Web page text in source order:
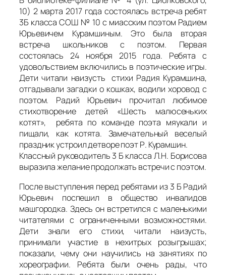
10) 2 марта 2017 года состоялась встреча ребят
3Б класса СОШ № 10 с миасским поэтом Радием
Юрьевичем Курамшиным. Это была вторая
встреча школьников с поэтом. Первая
состоялась 24 ноября 2015 года. Ребята с
удовольствием включились в поэтические игры.
Дети читали наизусть стихи Радия Курамшина,
отгадывали загадки о кошках, водили хоровод с
поэтом. Радий Юрьевич прочитал любимое
стихотворение детей «Шесть малюсеньких
котят», ребята по команде поэта мяукали и
пищали, как котята. Замечательный веселый
праздник устроил детворе поэт Р. Курамшин.
Классный руководитель 3 Б класса Л.Н. Борисова
выразила желание продолжать встречи с поэтом.
После выступления перед ребятами из 3 Б Радий
Юрьевич поспешил в общество инвалидов
машгородка. Здесь он встретился с маленькими
читателями с ограниченными возможностями.
Дети знали его стихи, читали наизусть,
принимали участие в нехитрых розыгрышах;
показали, чему они научились на занятиях по
хореографии. Ребята были очень рады, что